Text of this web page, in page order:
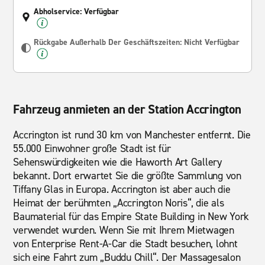
Abholservice: Verfügbar
Rückgabe Außerhalb Der Geschäftszeiten: Nicht Verfügbar
Fahrzeug anmieten an der Station Accrington
Accrington ist rund 30 km von Manchester entfernt. Die
55.000 Einwohner große Stadt ist für
Sehenswürdigkeiten wie die Haworth Art Gallery
bekannt. Dort erwartet Sie die größte Sammlung von
Tiffany Glas in Europa. Accrington ist aber auch die
Heimat der berühmten „Accrington Noris“, die als
Baumaterial für das Empire State Building in New York
verwendet wurden. Wenn Sie mit Ihrem Mietwagen
von Enterprise Rent-A-Car die Stadt besuchen, lohnt
sich eine Fahrt zum „Buddu Chill“. Der Massagesalon